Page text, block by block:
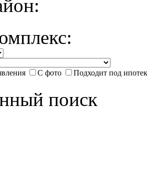
С фото Подходит под
поиск